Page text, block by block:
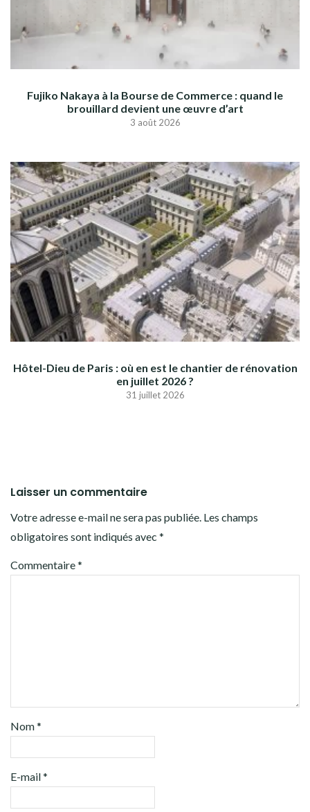
Fujiko Nakaya à la Bourse de Commerce : quand le
brouillard devient une œuvre d’art
3 août 2026
Hôtel-Dieu de Paris : où en est le chantier de rénovation
en juillet 2026 ?
31 juillet 2026
Laisser un commentaire
Votre adresse e-mail ne sera pas publiée. Les champs
obligatoires sont indiqués avec *
Commentaire*
Nom*
E-mail*